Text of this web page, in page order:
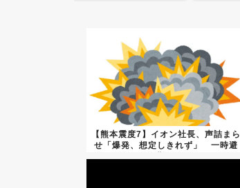
【熊本震度7】イオン社長、声詰まら
せ「爆発、想定しきれず」 一時避